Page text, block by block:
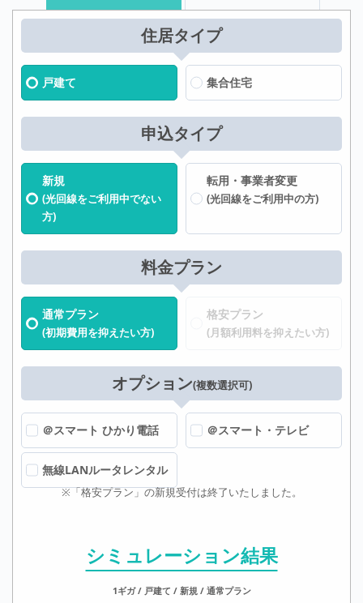
住居タイプ
戸建て 集合住宅
申込タイプ
新規
(光回線をご利用中でない
方)
転用・事業者変更
(光回線をご利用中の方)
料金プラン
通常プラン
(初期費用を抑えたい方)
格安プラン
(月額利用料を抑えたい方)
オプション(複数選択可)
＠スマート ひかり電話 ＠スマート・テレビ
無線LANルータレンタル
※「格安プラン」の新規受付は終了いたしました。
シミュレーション結果
1ギガ / 戸建て / 新規 / 通常プラン